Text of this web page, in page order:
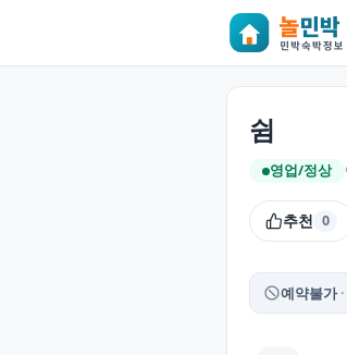
쉼
영업/정상
추천 0
예약불가